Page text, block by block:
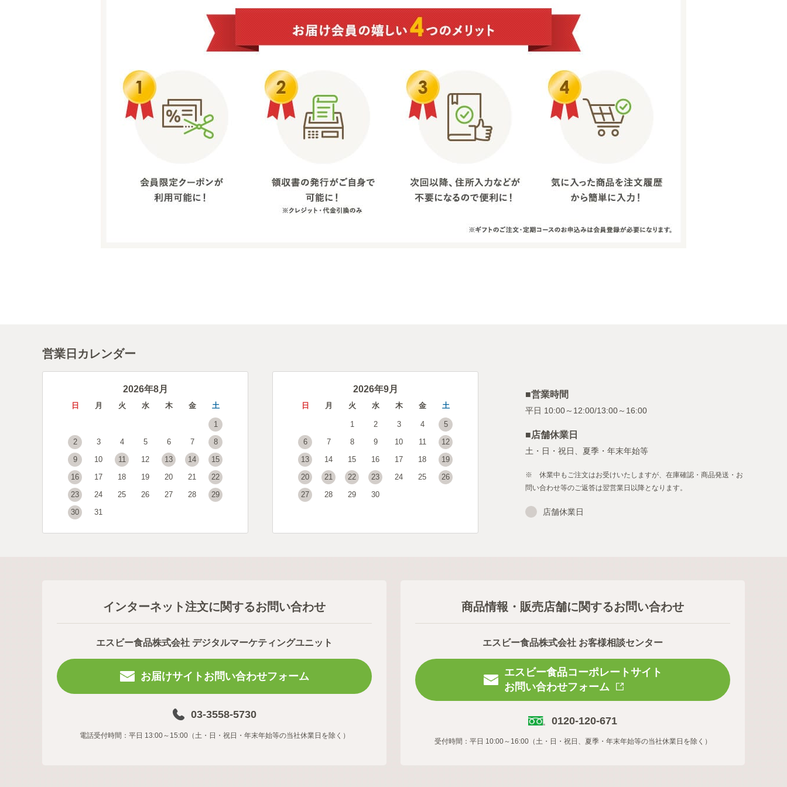
営業日カレンダー
2026年8月
日 月 火 水 木 金 土
1
2
3 4 5 6 7
8
9
10 11 12 13 14
15
16
17 18 19 20 21
22
23
24 25 26 27 28
29
30
31
2026年9月
日 月 火 水 木 金 土
1 2 3 4
5
6
7 8 9 10 11
12
13
14 15 16 17 18
19
20
21 22 23 24 25
26
27
28 29 30
■営業時間
■店舗休業日
土・日・祝日、夏季・年末年始等
※ 休業中もご注文はお受けいたしますが、在庫確認・商品発送・お
問い合わせ等のご返答は翌営業日以降となります。
店舗休業日
インターネット注文に関するお問い合わせ
エスビー食品株式会社 デジタルマーケティングユニット
お届けサイトお問い合わせフォーム
03-3558-5730
電話受付時間：平日 13:00～15:00（土・日・祝日・年末年始等の当社休業日を除く）
商品情報・販売店舗に関するお問い合わせ
エスビー食品株式会社 お客様相談センター
エスビー食品コーポレートサイト
お問い合わせフォーム
0120-120-671
受付時間：平日 10:00～16:00（土・日・祝日、夏季・年末年始等の当社休業日を除く）